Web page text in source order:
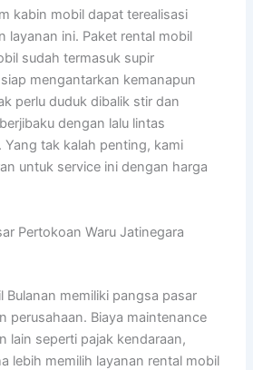
kabin mobil dapat terealisasi
layanan ini. Paket rental mobil
sudah termasuk supir
mengantarkan kemanapun
perlu duduk dibalik stir dan
dengan lalu lintas
Yang tak kalah penting, kami
untuk service ini dengan harga
Pertokoan Waru Jatinegara
Bulanan memiliki pangsa pasar
perusahaan. Biaya maintenance
lain seperti pajak kendaraan,
lebih memilih layanan rental mobil